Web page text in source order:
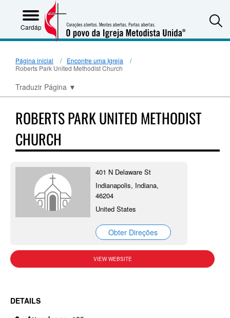
Cardápio
Página inicial
Encontre uma Igreja
Roberts Park United Methodist Church
Traduzir Página ▼
ROBERTS PARK UNITED METHODIST
CHURCH
401 N Delaware St
Indianapolis, Indiana,
46204
United States
Obter Direções
VIEW WEBSITE
DETAILS